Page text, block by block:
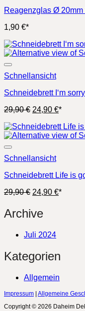
Reagenzglas Ø
1,90 €*
Schnellansicht
Schneidebrett I‘m
29,90€ Ursprünglicher
war:
29,90 €
24,90 €Aktueller
ist:
24,90
*
Schnellansicht
Schneidebrett Life is
29,90€ Ursprünglicher
war:
29,90 €
24,90 €Aktueller
*
Archive
Juli 2024
Kategorien
Allgemein
Impressum | Allgemeine
Copyright © 2026 Daheim